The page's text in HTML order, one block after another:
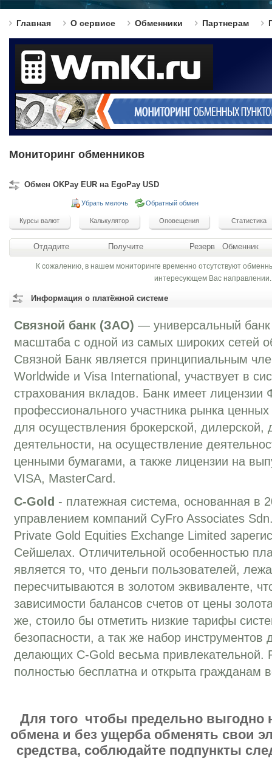
Главная О сервисе Обменники Партнерам
Мониторинг обменников
Обмен OKPay EUR на EgoPay USD
Убрать мелочь Обратный обмен
Отдадите Получите Резерв Обменник
К сожалению, в нашем мониторинге временно отсутствуют
интересующем Вас направлении.
Информация о платёжной системе
Связной банк (ЗАО) — универсальный
масштаба с одной из самых широких сетей
Связной Банк является принципиальным
Worldwide и Visa International, участвует в
страхования вкладов. Банк имеет
профессионального участника рынка
для осуществления брокерской, дилерской,
деятельности, на осуществление
ценными бумагами, а также лицензии на
VISA, MasterCard.
C-Gold - платежная система, основанная в
управлением компаний CyFro Associates
Private Gold Equities Exchange Limited
Сейшелах. Отличительной особенностью
является то, что деньги пользователей,
пересчитываются в золотом эквиваленте,
зависимости балансов счетов от цены
же, стоило бы отметить низкие тарифы
безопасности, а так же набор
делающих C-Gold весьма привлекательной.
полностью бесплатна и открыта гражданам
Для того чтобы предельно выгодно
обмена и без ущерба обменять свои
средства, соблюдайте подпункты